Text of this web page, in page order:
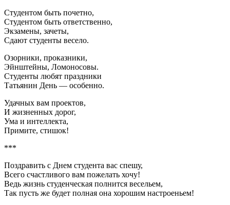
Студентом быть почетно,
Студентом быть ответственно,
Экзамены, зачеты,
Сдают студенты весело.
Озорники, проказники,
Эйнштейны, Ломоносовы.
Студенты любят праздники
Татьянин День — особенно.
Удачных вам проектов,
И жизненных дорог,
Ума и интеллекта,
Примите, стишок!
***
Поздравить с Днем студента вас спешу,
Всего счастливого вам пожелать хочу!
Ведь жизнь студенческая полнится весельем,
Так пусть же будет полная она хорошим настроеньем!